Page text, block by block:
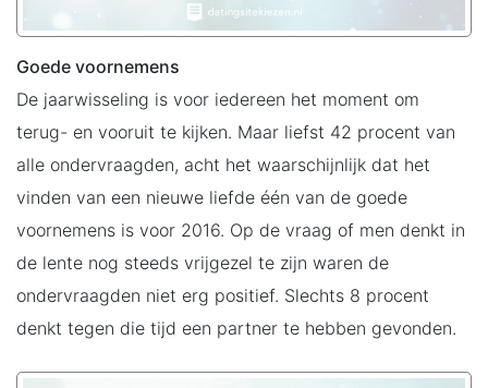
Goede voornemens
De jaarwisseling is voor iedereen het moment om
terug- en vooruit te kijken. Maar liefst 42 procent van
alle ondervraagden, acht het waarschijnlijk dat het
vinden van een nieuwe liefde één van de goede
voornemens is voor 2016. Op de vraag of men denkt in
de lente nog steeds vrijgezel te zijn waren de
ondervraagden niet erg positief. Slechts 8 procent
denkt tegen die tijd een partner te hebben gevonden.